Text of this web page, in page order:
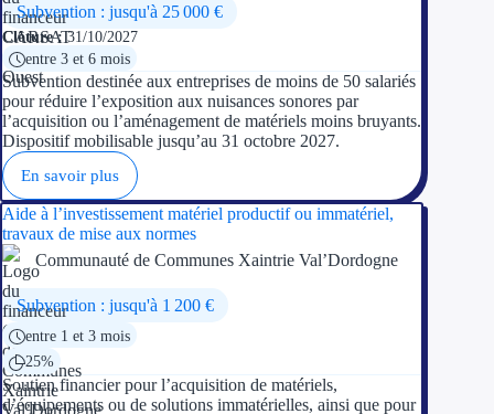
Aides Région
Aides Région
Recherche autonome
Subvention : jusqu'à 25 000 €
Clôture :31/10/2027
entre 3 et 6 mois
Subvention destinée aux entreprises de moins de 50 salariés
pour réduire l’exposition aux nuisances sonores par
l’acquisition ou l’aménagement de matériels moins bruyants.
Dispositif mobilisable jusqu’au 31 octobre 2027.
En savoir plus
Aide à l’investissement matériel productif ou immatériel,
travaux de mise aux normes
Communauté de Communes Xaintrie Val’Dordogne
Subvention : jusqu'à 1 200 €
entre 1 et 3 mois
25%
Soutien financier pour l’acquisition de matériels,
d’équipements ou de solutions immatérielles, ainsi que pour